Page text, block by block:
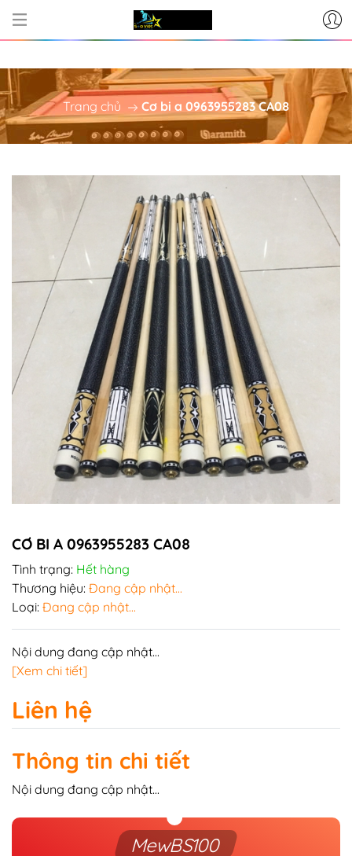
CƠ SỞ CUNG CẤP BÀN BI-A
Trang chủ Cơ bi a 0963955283 CA08
CƠ BI A 0963955283 CA08
Tình trạng: Hết hàng
Thương hiệu: Đang cập nhật...
Loại: Đang cập nhật...
Nội dung đang cập nhật...
[Xem chi tiết]
Liên hệ
Thông tin chi tiết
Nội dung đang cập nhật...
MewBS100